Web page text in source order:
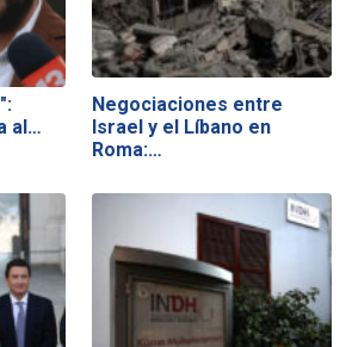
al…
Negociaciones entre
Israel y el Líbano en
Roma:…